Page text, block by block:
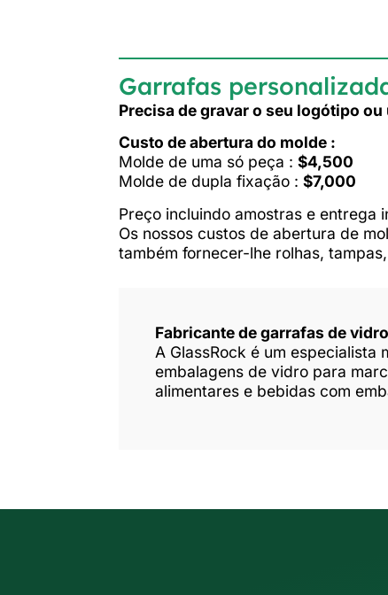
Garrafas
Precisa de gravar o seu logótipo
Custo de abertura do molde :
Molde de uma só peça :$4,500
Molde de dupla fixação :$7,000
Preço incluindo amostras e entrega
Os nossos custos de abertura de
também fornecer-lhe rolhas,
Fabricante de garrafas de
A GlassRock é um
embalagens de vidro para
alimentares e bebidas com